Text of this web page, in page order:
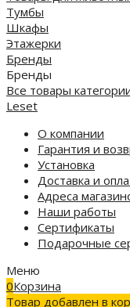
Тумбы
Шкафы
Этажерки
Бренды
Бренды
Все товары
Leset
О компании
Гарантия и
Установка
Доставка и
Адреса
Наши работы
Сертификаты
Подарочные
Меню
0Корзина
Товар добавлен в